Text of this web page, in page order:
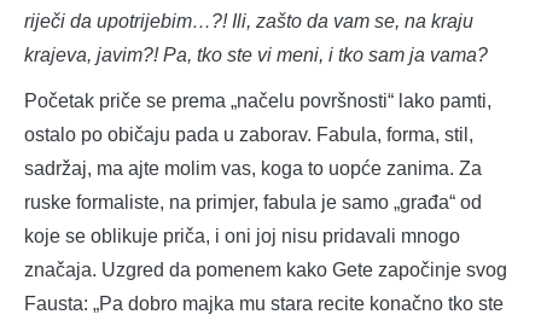
riječi da upotrijebim…?! Ili, zašto da vam se, na kraju
krajeva, javim?! Pa, tko ste vi meni, i tko sam ja vama?
Početak priče se prema „načelu površnosti“ lako pamti,
ostalo po običaju pada u zaborav. Fabula, forma, stil,
sadržaj, ma ajte molim vas, koga to uopće zanima. Za
ruske formaliste, na primjer, fabula je samo „građa“ od
koje se oblikuje priča, i oni joj nisu pridavali mnogo
značaja. Uzgred da pomenem kako Gete započinje svog
Fausta: „Pa dobro majka mu stara recite konačno tko ste